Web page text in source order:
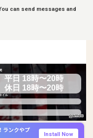
can send messages and
平日 18時〜20時
休日 18時〜20時
イル
ランクやプ
Install Now